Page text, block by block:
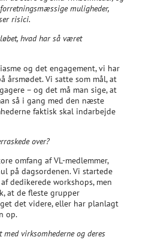
muligheder,
risici.
hvad har så været
og det engagement, vi har
årsmødet. Vi satte som mål, at
– og det må man sige, at
så i gang med den næste
faktisk skal indarbejde
over?
omfang af VL-medlemmer,
på dagsordenen. Vi startede
dedikerede workshops, men
at de fleste grupper
det videre, eller har planlagt
op.
virksomhederne og deres